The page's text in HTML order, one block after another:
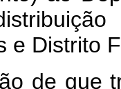
e Distrito
de que